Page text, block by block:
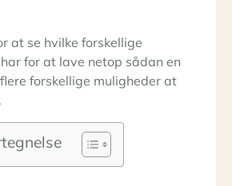
at se hvilke forskellige
for at lave netop sådan en
forskellige muligheder at